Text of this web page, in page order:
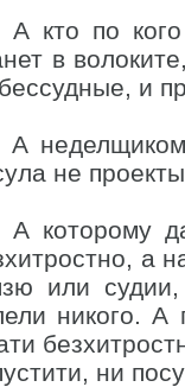
А кто по
в
и
А
не
А которому
а
или
никого.
ни